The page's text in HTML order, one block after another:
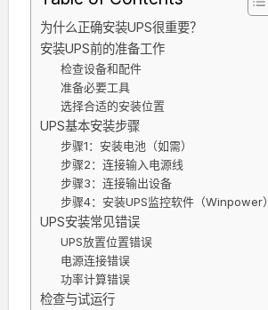
为什么正确安装UPS很重要？
安装UPS前的准备工作
检查设备和配件
准备必要工具
选择合适的安装位置
UPS基本安装步骤
步骤1：安装电池（如需）
步骤2：连接输入电源线
步骤3：连接输出设备
步骤4：安装UPS监控软件（Winpower）
UPS安装常见错误
UPS放置位置错误
电源连接错误
功率计算错误
检查与试运行